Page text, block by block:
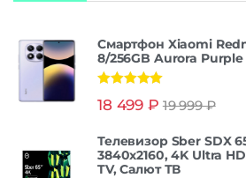
Смартфон Xiaomi
8/256GB Aurora Purple
из 5
18 499 ₽ 19 999₽
Телевизор Sber SDX
3840x2160, 4K Ultra
TV, Салют ТВ